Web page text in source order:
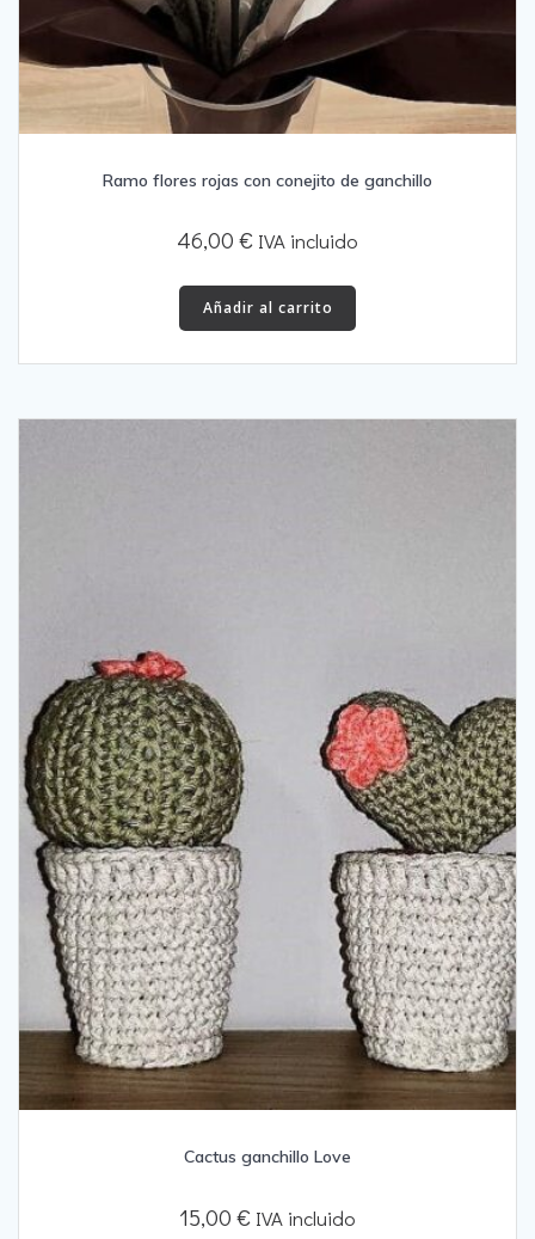
Ramo flores rojas con conejito de ganchillo
46,00 € IVA incluido
Añadir al carrito
Cactus ganchillo Love
15,00 € IVA incluido